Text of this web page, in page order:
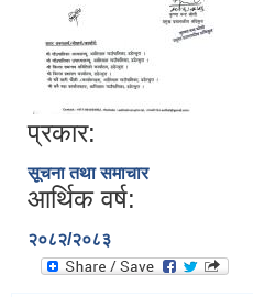
प्रकार:
सूचना तथा समाचार
आर्थिक वर्ष:
२०८२/२०८३